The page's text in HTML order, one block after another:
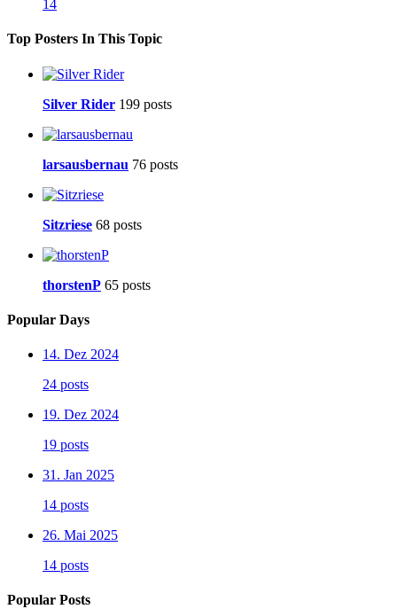
14
Top Posters In This Topic
Silver Rider 199 posts
larsausbernau 76 posts
Sitzriese 68 posts
thorstenP 65 posts
Popular Days
14. Dez 2024
24 posts
19. Dez 2024
19 posts
31. Jan 2025
14 posts
26. Mai 2025
14 posts
Popular Posts